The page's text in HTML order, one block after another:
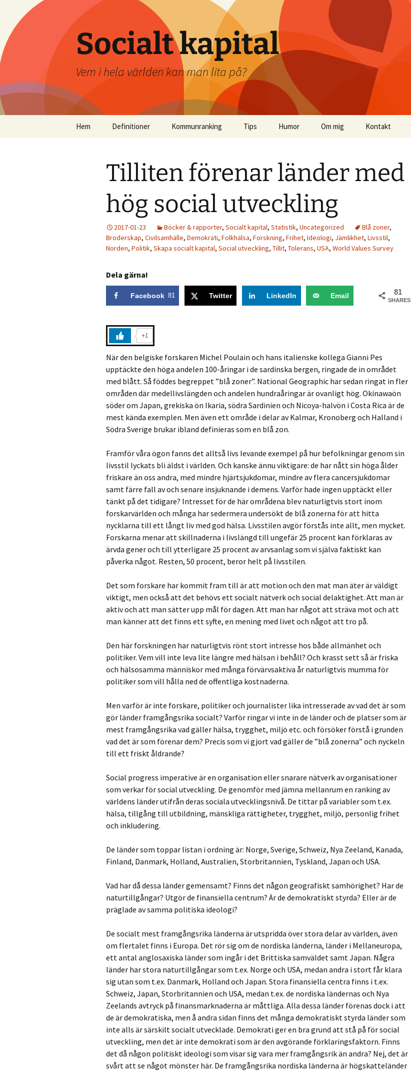
Socialt kapital
Vem i hela världen kan man lita på?
Hem Definitioner Kommunranking Tips
Boktips
Tips på artiklar
Humor Om mig Kontakt
Tilliten förenar länder med
hög social utveckling
2017-01-23 Böcker & rapporter, Socialt kapital, Statistik, Uncategorized Blå zoner,
Broderskap, Civilsamhälle, Demokrati, Folkhälsa, Forskning, Frihet, Ideologi, Jämlikhet, Livsstil,
Norden, Politik, Skapa socialt kapital, Social utveckling, Tillit, Tolerans, USA, World Values Survey
Dela gärna!
81
SHARES
Facebook 81 Twitter LinkedIn Email
+1
När den belgiske forskaren Michel Poulain och hans italienske kollega Gianni Pes
upptäckte den höga andelen 100-åringar i de sardinska bergen, ringade de in området
med blått. Så föddes begreppet ”blå zoner”. National Geographic har sedan ringat in fler
områden där medellivslängden och andelen hundraåringar är ovanligt hög. Okinawaön
söder om Japan, grekiska ön Ikaria, södra Sardinien och Nicoya-halvön i Costa Rica är de
mest kända exemplen. Men även ett område i delar av Kalmar, Kronoberg och Halland i
Södra Sverige brukar ibland definieras som en blå zon.
Framför våra ögon fanns det alltså livs levande exempel på hur befolkningar genom sin
livsstil lyckats bli äldst i världen. Och kanske ännu viktigare: de har nått sin höga ålder
friskare än oss andra, med mindre hjärtsjukdomar, mindre av flera cancersjukdomar
samt färre fall av och senare insjuknande i demens. Varför hade ingen upptäckt eller
tänkt på det tidigare? Intresset för de här områdena blev naturligtvis stort inom
forskarvärlden och många har sedermera undersökt de blå zonerna för att hitta
nycklarna till ett långt liv med god hälsa. Livsstilen avgör förstås inte allt, men mycket.
Forskarna menar att skillnaderna i livslängd till ungefär 25 procent kan förklaras av
ärvda gener och till ytterligare 25 procent av arvsanlag som vi själva faktiskt kan
påverka något. Resten, 50 procent, beror helt på livsstilen.
Det som forskare har kommit fram till är att motion och den mat man äter är väldigt
viktigt, men också att det behövs ett socialt nätverk och social delaktighet. Att man är
aktiv och att man sätter upp mål för dagen. Att man har något att sträva mot och att
man känner att det finns ett syfte, en mening med livet och något att tro på.
Den här forskningen har naturligtvis rönt stort intresse hos både allmänhet och
politiker. Vem vill inte leva lite längre med hälsan i behåll? Och krasst sett så är friska
och hälsosamma människor med många förvärvsaktiva år naturligtvis mumma för
politiker som vill hålla ned de offentliga kostnaderna.
Men varför är inte forskare, politiker och journalister lika intresserade av vad det är som
gör länder framgångsrika socialt? Varför ringar vi inte in de länder och de platser som är
mest framgångsrika vad gäller hälsa, trygghet, miljö etc. och försöker förstå i grunden
vad det är som förenar dem? Precis som vi gjort vad gäller de ”blå zonerna” och nyckeln
till ett friskt åldrande?
Social progress imperative är en organisation eller snarare nätverk av organisationer
som verkar för social utveckling. De genomför med jämna mellanrum en ranking av
världens länder utifrån deras sociala utvecklingsnivå. De tittar på variabler som t.ex.
hälsa, tillgång till utbildning, mänskliga rättigheter, trygghet, miljö, personlig frihet
och inkludering.
De länder som toppar listan i ordning är: Norge, Sverige, Schweiz, Nya Zeeland, Kanada,
Finland, Danmark, Holland, Australien, Storbritannien, Tyskland, Japan och USA.
Vad har då dessa länder gemensamt? Finns det någon geografiskt samhörighet? Har de
naturtillgångar? Utgör de finansiella centrum? Är de demokratiskt styrda? Eller är de
präglade av samma politiska ideologi?
De socialt mest framgångsrika länderna är utspridda över stora delar av världen, även
om flertalet finns i Europa. Det rör sig om de nordiska länderna, länder i Mellaneuropa,
ett antal anglosaxiska länder som ingår i det Brittiska samväldet samt Japan. Några
länder har stora naturtillgångar som t.ex. Norge och USA, medan andra i stort får klara
sig utan som t.ex. Danmark, Holland och Japan. Stora finansiella centra finns i t.ex.
Schweiz, Japan, Storbritannien och USA, medan t.ex. de nordiska ländernas och Nya
Zeelands avtryck på finansmarknaderna är måttliga. Alla dessa länder förenas dock i att
de är demokratiska, men å andra sidan finns det många demokratiskt styrda länder som
inte alls är särskilt socialt utvecklade. Demokrati ger en bra grund att stå på för social
utveckling, men det är inte demokrati som är den avgörande förklaringsfaktorn. Finns
det då någon politiskt ideologi som visar sig vara mer framgångsrik än andra? Nej, det är
svårt att se något mönster här. De framgångsrika nordiska länderna är högskatteländer